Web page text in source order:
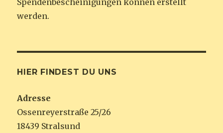
Spendenbescheinigungen können erstellt
werden.
HIER FINDEST DU UNS
Adresse
Ossenreyerstraße 25/26
18439 Stralsund